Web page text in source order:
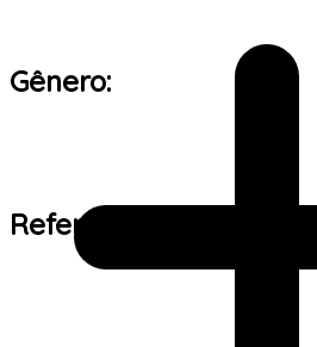
Gênero:
Referência de tamanho: